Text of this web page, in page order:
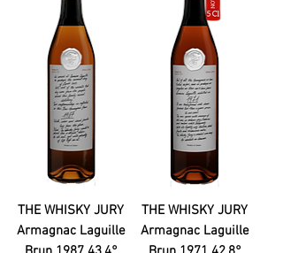
THE WHISKY JURY
Armagnac Laguille
THE WHISKY JURY
Armagnac Laguille